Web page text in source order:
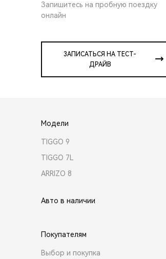
Запишитесь на пробную поездку
онлайн
ЗАПИСАТЬСЯ НА ТЕСТ-
ДРАЙВ
Модели
TIGGO 9
TIGGO 7L
ARRIZO 8
Авто в наличии
Покупателям
Выбор и покупка